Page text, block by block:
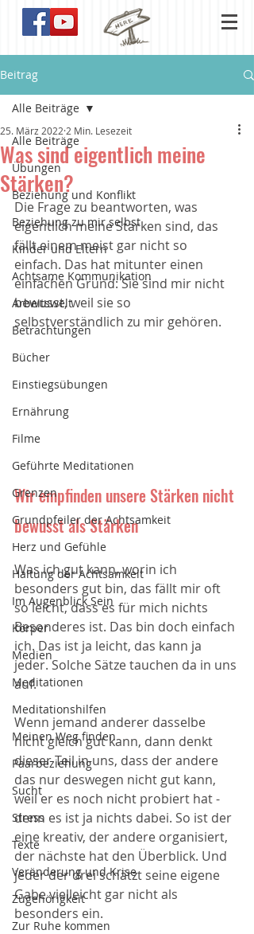
Beitrag
Alle Beiträge
Übungen
Beziehung und Konflikt
Beziehung zu mir selbst
Kinder und Eltern
Achtsame Kommunikation
Arbeitswelt
Betrachtungen
Bücher
Einstiegsübungen
Ernährung
Filme
Geführte Meditationen
Grenzen
Grundpfeiler der Achtsamkeit
Herz und Gefühle
Haltung der Achtsamkeit
Im Augenblick Sein
Körper
Medien
Meditationen
Meditationshilfen
Meinen Weg finden
Paarbeziehung
Sucht
Stress
Texte
Veränderung und Krise
Zugehörigkeit
Zur Ruhe kommen
Alle Beiträge
Was sind eigentlich meine
Stärken?
25. März 2022 2 Min. Lesezeit
Die Frage zu beantworten, was
eigentlich meine Stärken sind, das
fällt einem meist gar nicht so
einfach. Das hat mitunter einen
einfachen Grund: Sie sind mir nicht
bewusst, weil sie so
selbstverständlich zu mir gehören.
Wir empfinden unsere Stärken nicht
bewusst als Stärken
Was ich gut kann, worin ich
besonders gut bin, das fällt mir oft
so leicht, dass es für mich nichts
Besonderes ist. Das bin doch einfach
ich. Das ist ja leicht, das kann ja
jeder. Solche Sätze tauchen da in uns
auf.
Wenn jemand anderer dasselbe
nicht gleich gut kann, dann denkt
dieser Teil in uns, dass der andere
das nur deswegen nicht gut kann,
weil er es noch nicht probiert hat -
denn es ist ja nichts dabei. So ist der
eine kreativ, der andere organisiert,
der nächste hat den Überblick. Und
jeder der drei schätzt seine eigene
Gabe vielleicht gar nicht als
besonders ein.